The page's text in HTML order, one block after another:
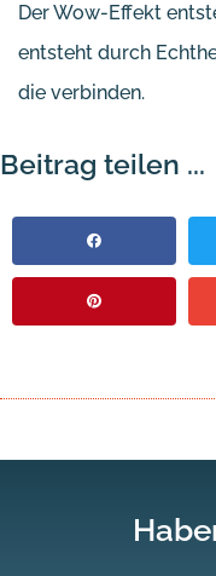
Der Wow-Effekt
entsteht durch
die verbinden.
Beitrag teilen ...